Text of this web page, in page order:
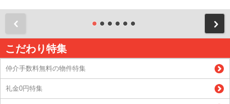
こだわり特集
仲介手数料無料の物件特集
礼金0円特集